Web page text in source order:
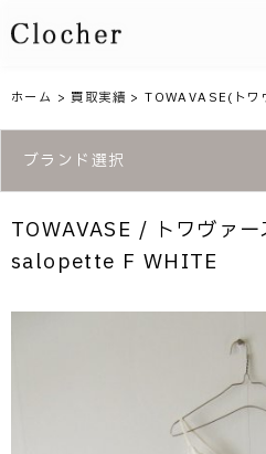
ホーム >買取実績 >TOWAVASE(トワ
ブランド選択
TOWAVASE / トワヴァ
salopette F WHITE